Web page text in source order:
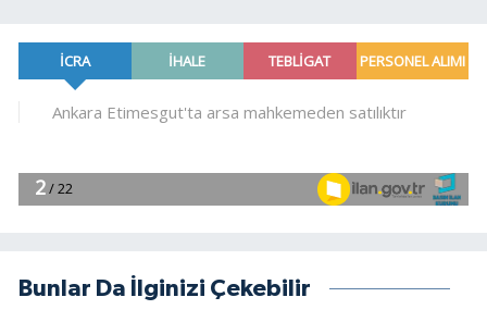
Bunlar Da İlginizi Çekebilir